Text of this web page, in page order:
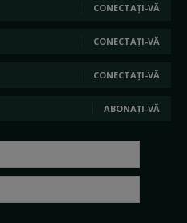
CONECTAȚI-VĂ
CONECTAȚI-VĂ
CONECTAȚI-VĂ
ABONAȚI-VĂ